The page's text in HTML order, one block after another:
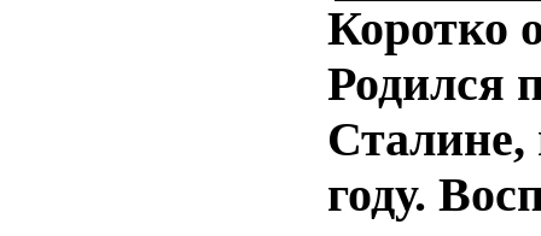
Коротко
Родился
Сталине,
году.